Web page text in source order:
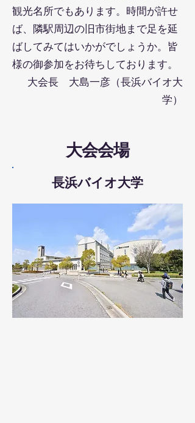
観光名所でもあります。時間が許せ
ば、隣駅周辺の旧市街地まで足を延
ばしてみてはいかがでしょうか。皆
様の御参加をお待ちしております。
​​大会長 大島一彦（長浜バイオ大
学）
大会会場
長浜バイオ大学